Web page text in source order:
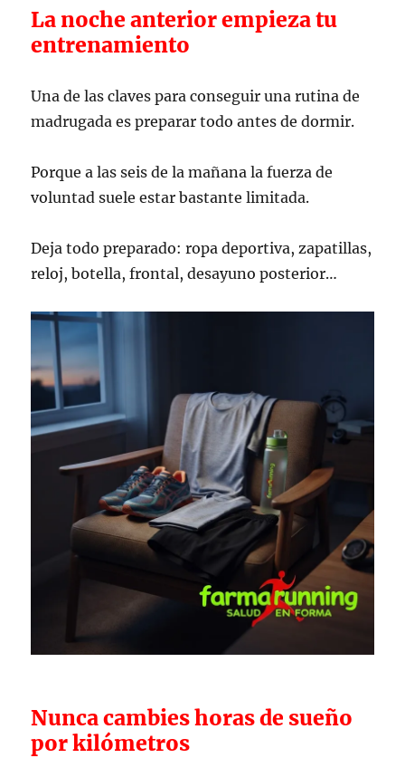
La noche anterior empieza tu
entrenamiento
Una de las claves para conseguir una rutina de
madrugada es preparar todo antes de dormir.
Porque a las seis de la mañana la fuerza de
voluntad suele estar bastante limitada.
Deja todo preparado: ropa deportiva, zapatillas,
reloj, botella, frontal, desayuno posterior…
Nunca cambies horas de sueño
por kilómetros